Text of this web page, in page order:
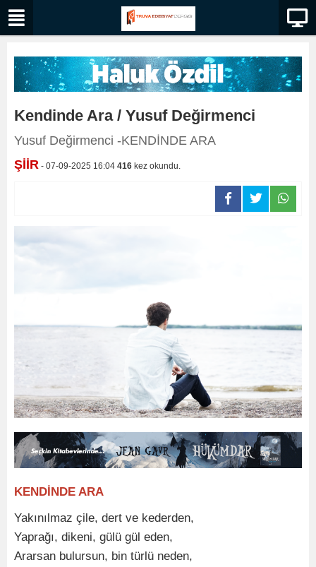
Kendinde Ara / Yusuf Değirmenci
Yusuf Değirmenci -KENDİNDE ARA
ŞİİR - 07-09-2025 16:04 416 kez okundu.
KENDİNDE ARA
Yakınılmaz çile, dert ve kederden,
Yaprağı, dikeni, gülü gül eden,
Ararsan bulursun, bin türlü neden,